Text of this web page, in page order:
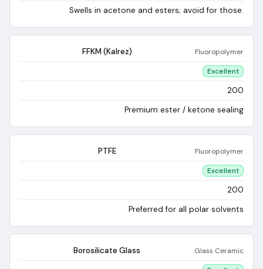
Swells in acetone and esters; avoid for those.
FFKM (Kalrez) Fluoropolymer
Excellent
200
Premium ester / ketone sealing
PTFE Fluoropolymer
Excellent
200
Preferred for all polar solvents
Borosilicate Glass Glass Ceramic